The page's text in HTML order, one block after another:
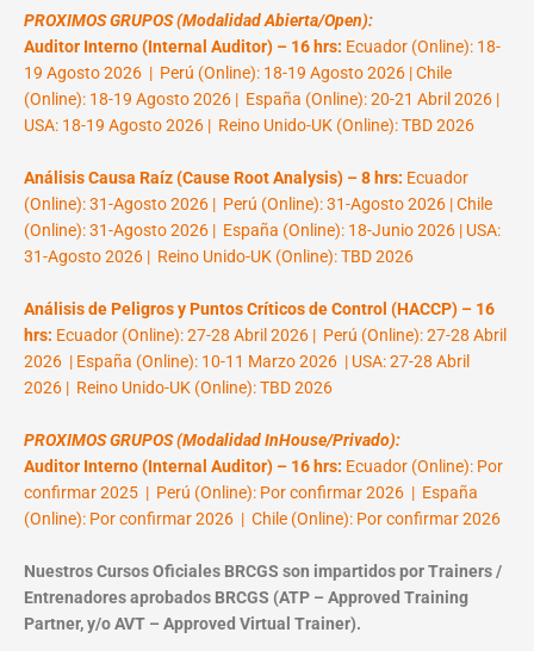
PROXIMOS GRUPOS (Modalidad Abierta/Open):
Auditor Interno (Internal Auditor) – 16 hrs: Ecuador (Online): 18-
19 Agosto 2026 | Perú (Online): 18-19 Agosto 2026 | Chile
(Online): 18-19 Agosto 2026 | España (Online): 20-21 Abril 2026 |
USA: 18-19 Agosto 2026 | Reino Unido-UK (Online): TBD 2026
Análisis Causa Raíz (Cause Root Analysis) – 8 hrs: Ecuador
(Online): 31-Agosto 2026 | Perú (Online): 31-Agosto 2026 | Chile
(Online): 31-Agosto 2026 | España (Online): 18-Junio 2026 | USA:
31-Agosto 2026 | Reino Unido-UK (Online): TBD 2026
Análisis de Peligros y Puntos Críticos de Control (HACCP) – 16
hrs: Ecuador (Online): 27-28 Abril 2026 | Perú (Online): 27-28 Abril
2026 | España (Online): 10-11 Marzo 2026 | USA: 27-28 Abril
2026 | Reino Unido-UK (Online): TBD 2026
PROXIMOS GRUPOS (Modalidad InHouse/Privado):
Auditor Interno (Internal Auditor) – 16 hrs: Ecuador (Online): Por
confirmar 2025 | Perú (Online): Por confirmar 2026 | España
(Online): Por confirmar 2026 | Chile (Online): Por confirmar 2026
Nuestros Cursos Oficiales BRCGS son impartidos por Trainers /
Entrenadores aprobados BRCGS (ATP – Approved Training
Partner, y/o AVT – Approved Virtual Trainer).